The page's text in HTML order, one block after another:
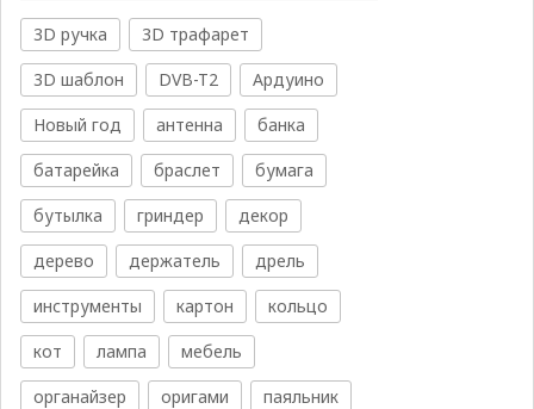
3D ручка
3D трафарет
3D шаблон
DVB-T2
Ардуино
Новый год
антенна
банка
батарейка
браслет
бумага
бутылка
гриндер
декор
дерево
держатель
дрель
инструменты
картон
кольцо
кот
лампа
мебель
органайзер
оригами
паяльник